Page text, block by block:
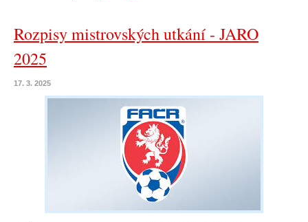
Rozpisy mistrovských utkání - JARO
2025
17. 3. 2025